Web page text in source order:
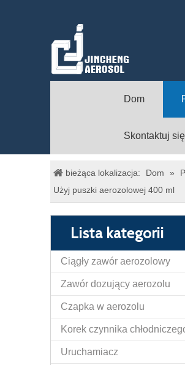
Dom
Skontaktuj
bieżąca lokalizacja: Dom »
Użyj puszki aerozolowej 400 ml
Lista kategorii
Ciągły zawór aerozolowy
Zawór dozujący aerozolu
Czapka w aerozolu
Korek czynnika
Uruchamiacz